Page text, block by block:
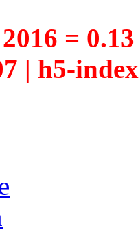
=
| h5-